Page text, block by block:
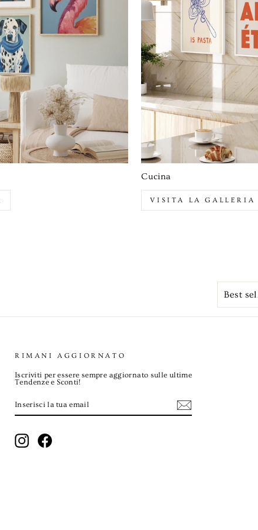
Cucina
VISITA LA GALLERIA
ORDINA
RIMANI AGGIORNATO
Iscriviti per essere sempre aggiornato sulle ultime
Tendenze e Sconti!
LA
TUA
EMAIL
InstagramFacebook